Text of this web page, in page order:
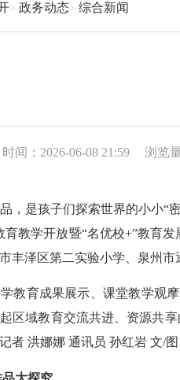
政务动态 综合新闻
时间：2026-06-08 21:59 浏览
是孩子们探索世界的小小“密
育教学开放暨“名优校+”教育
丰泽区第二实验小学、泉州
育成果展示、课堂教学观摩
区域教育交流共进、资源共
者 洪娜娜 通讯员 孙红岩 文/图